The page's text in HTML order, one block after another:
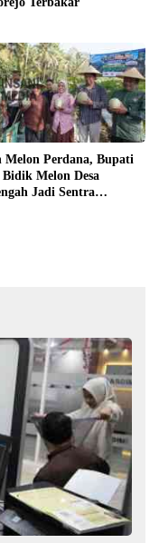
Melon Perdana, Bupati
Melon Desa
Jadi Sentra